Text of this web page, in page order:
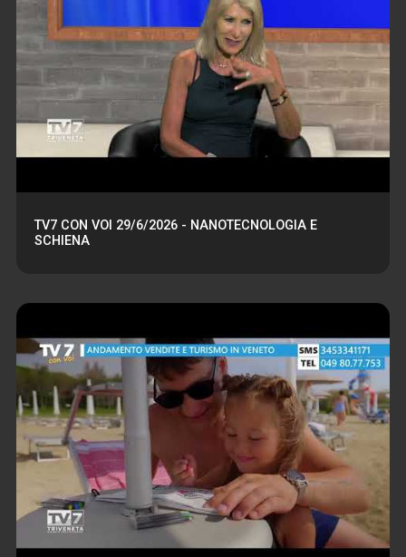
TV7 CON VOI 29/6/2026 - NANOTECNOLOGIA E
SCHIENA